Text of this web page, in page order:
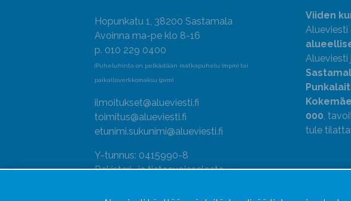
Hopunkatu 1, 38200 Sastamala
Avoinna ma-pe klo 8-16
p. 010 229 0400
(Puheluhinta on pelkästään matkapuhelu (mpm) tai
paikallisverkkomaksu (pvm)
ilmoitukset@alueviesti.fi
toimitus@alueviesti.fi
etunimi.sukunimi@alueviesti.fi
Y-tunnus: 0415990-8
Rekisteri- ja tietosuojaseloste
Viiden
Alueviesti
Alueviesti
000,
tule